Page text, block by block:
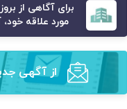
برای آگاهی از
مورد علاقه خود،
از آگهی‌